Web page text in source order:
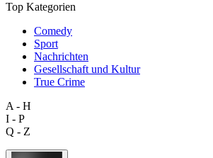
Top Kategorien
Comedy
Sport
Nachrichten
Gesellschaft und Kultur
True Crime
A - H
I - P
Q - Z